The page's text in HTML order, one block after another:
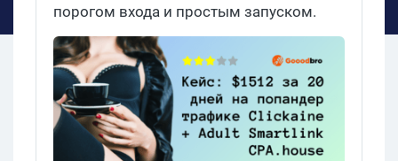
порогом входа и простым запуском.
Анонимный байер крутит попандер с
оплатой за конверсии — что само по
себе уже редкость, потому что попандер
обычно живет на CPM. 20 дней, $862
расхода, 32К конверсий, $1512 выплат
— и UK с ROI 116% спокойно обогнала